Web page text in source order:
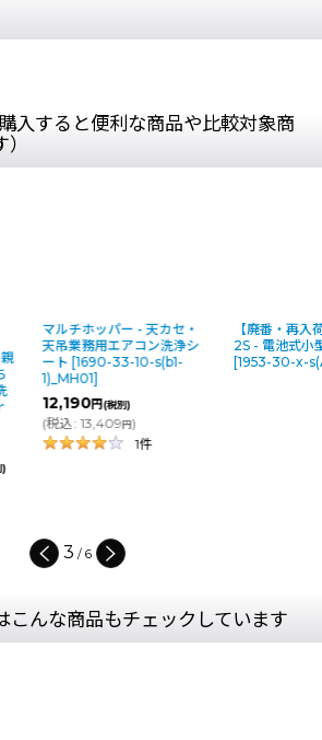
入すると便利な商品や比較対象商
セ・
浄シ
【廃番・再入荷なし】GT-
2S - 電池式小型噴霧器
[1953-30-x-s(A8-4)
【廃番
コン洗
シート [
4 / 6
こんな商品もチェックしています